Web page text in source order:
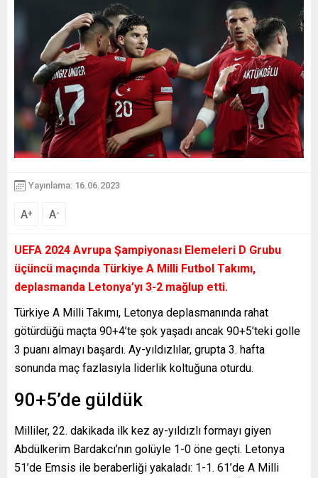
Yayınlama: 16.06.2023
A+ A-
UEFA 2024 Avrupa Şampiyonası Elemeleri D Grubu
üçüncü maçında Türkiye A Milli Futbol Takımı,
deplasmanda Letonya’yı 3-2 mağlup etti.
Türkiye A Milli Takımı, Letonya deplasmanında rahat
götürdüğü maçta 90+4’te şok yaşadı ancak 90+5’teki golle
3 puanı almayı başardı. Ay-yıldızlılar, grupta 3. hafta
sonunda maç fazlasıyla liderlik koltuğuna oturdu.
90+5’de güldük
Milliler, 22. dakikada ilk kez ay-yıldızlı formayı giyen
Abdülkerim Bardakcı’nın golüyle 1-0 öne geçti. Letonya
51’de Emsis ile beraberliği yakaladı: 1-1. 61’de A Milli